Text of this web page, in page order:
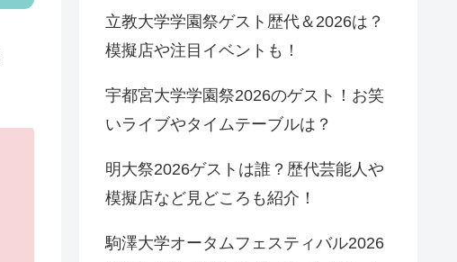
立教大学学園祭ゲスト歴代＆2026は？
模擬店や注目イベントも！
宇都宮大学学園祭2026のゲスト！お笑
いライブやタイムテーブルは？
明大祭2026ゲストは誰？歴代芸能人や
模擬店など見どころも紹介！
駒澤大学オータムフェスティバル2026